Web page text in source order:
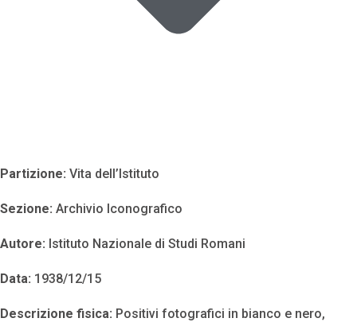
Partizione: Vita dell’Istituto
Sezione: Archivio Iconografico
Autore: Istituto Nazionale di Studi Romani
Data: 1938/12/15
Descrizione fisica: Positivi fotografici in bianco e nero,